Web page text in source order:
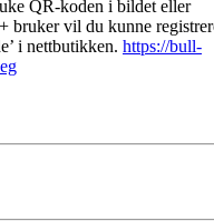
QR-koden i bildet eller
bruker vil du kunne
i nettbutikken. https://bull-